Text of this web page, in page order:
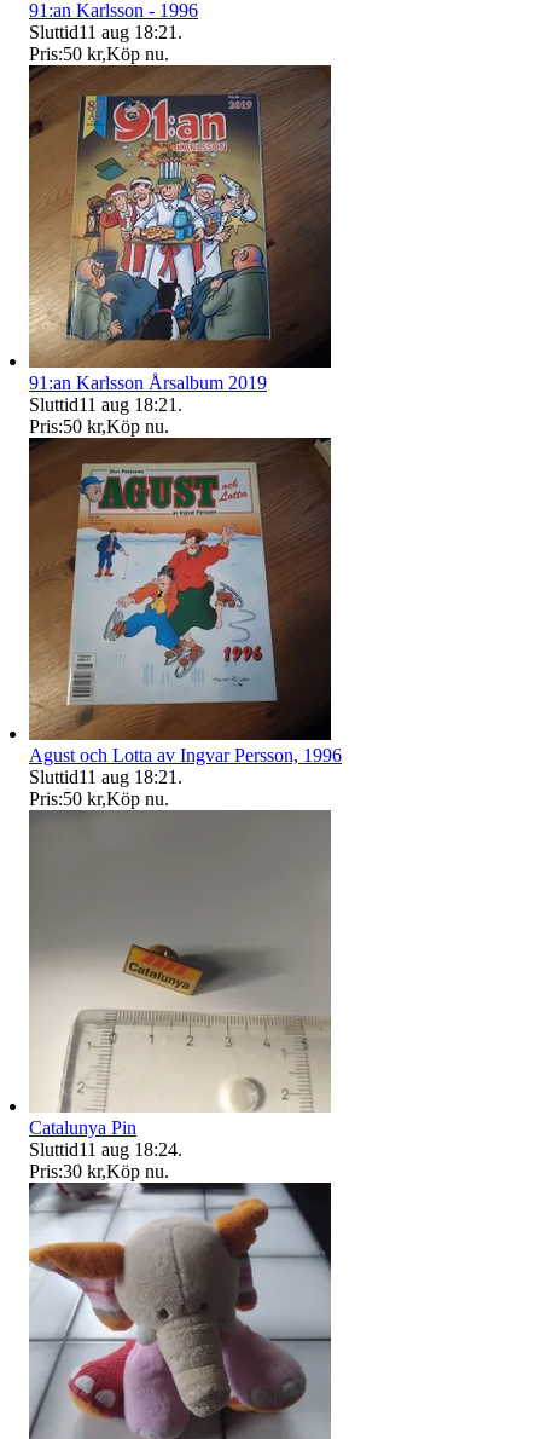
91:an Karlsson - 1996
Sluttid11 aug 18:21 .
Pris:50 kr,Köp nu.
91:an Karlsson Årsalbum 2019
Sluttid11 aug 18:21 .
Pris:50 kr,Köp nu.
Agust och Lotta av Ingvar Persson, 1996
Sluttid11 aug 18:21 .
Pris:50 kr,Köp nu.
Catalunya Pin
Sluttid11 aug 18:24.
Pris:30 kr,Köp nu.